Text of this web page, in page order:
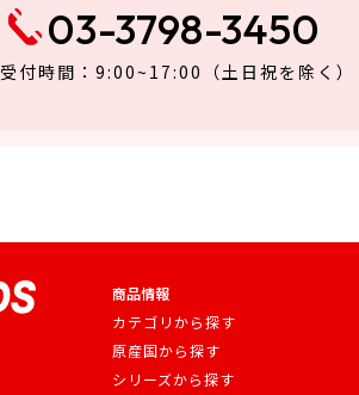
03-3798-3450
受付時間：9:00~17:00 （土日祝を除く）
商品情報
カテゴリから探す
原産国から探す
シリーズから探す